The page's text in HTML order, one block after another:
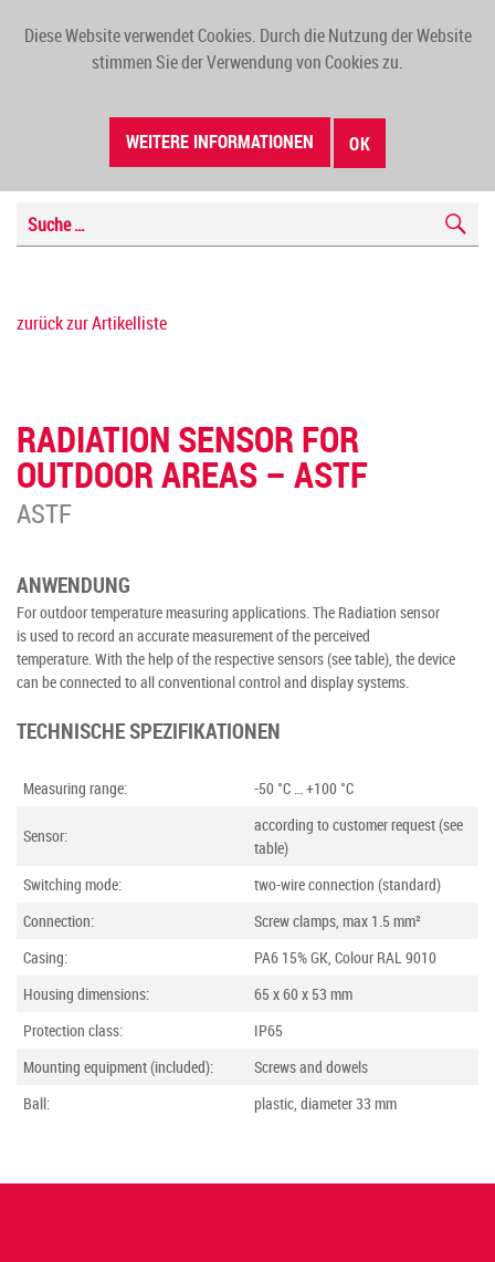
Diese Website verwendet Cookies. Durch die Nutzung der Website
stimmen Sie der Verwendung von Cookies zu.
WEITERE INFORMATIONEN OK
zurück zur Artikelliste
RADIATION SENSOR FOR
OUTDOOR AREAS – ASTF
ASTF
ANWENDUNG
For outdoor temperature measuring applications. The Radiation sensor
is used to record an accurate measurement of the perceived
temperature. With the help of the respective sensors (see table), the device
can be connected to all conventional control and display systems.
TECHNISCHE SPEZIFIKATIONEN
Measuring range: -50 °C … +100 °C
Sensor:
according to customer request (see
table)
Switching mode:
two-wire connection (standard)
Connection:
Screw clamps, max 1.5 mm²
Casing:
PA6 15% GK, Colour RAL 9010
Housing dimensions:
65 x 60 x 53 mm
Protection class:
IP65
Mounting equipment (included):
Screws and dowels
Ball:
plastic, diameter 33 mm